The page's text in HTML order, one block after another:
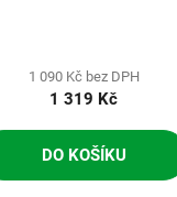
1 090 Kč bez DPH
1 319 Kč
DO KOŠÍKU